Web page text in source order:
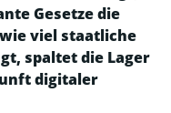
Gesetze die
viel staatliche
spaltet die Lager
digitaler